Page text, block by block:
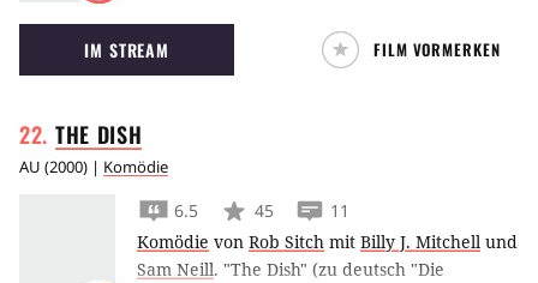
einer Überprüfung dieser Scheinehe und so
haben die beiden nur kurze Zeit, eine
gemeinsame Vergangenheit aufzubauen…
und begegnen einer mysteriösen Kraft, die
ihre Körper zu verändern beginnt.
IM STREAM FILM VORMERKEN
THE DISH
AU (2000) | Komödie
6.5 45
11
Komödie von Rob Sitch mit Billy J. Mitchell und
Sam Neill. "The Dish" (zu deutsch "Die